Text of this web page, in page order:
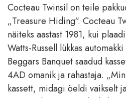
Cocteau Twinsil on teile
„Treasure Hiding“. Cocteau
näiteks aastast 1981, kui
Watts-Russell lükkas
Beggars Banquet saadud
4AD omanik ja rahastaja.
kassett, midagi öeldi vaikselt